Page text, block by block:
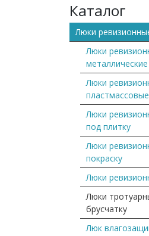
Каталог
Люки
Люки
металлические
Люки
пластмассовые
Люки
под плитку
Люки
покраску
Люки
Люки
брусчатку
Люк